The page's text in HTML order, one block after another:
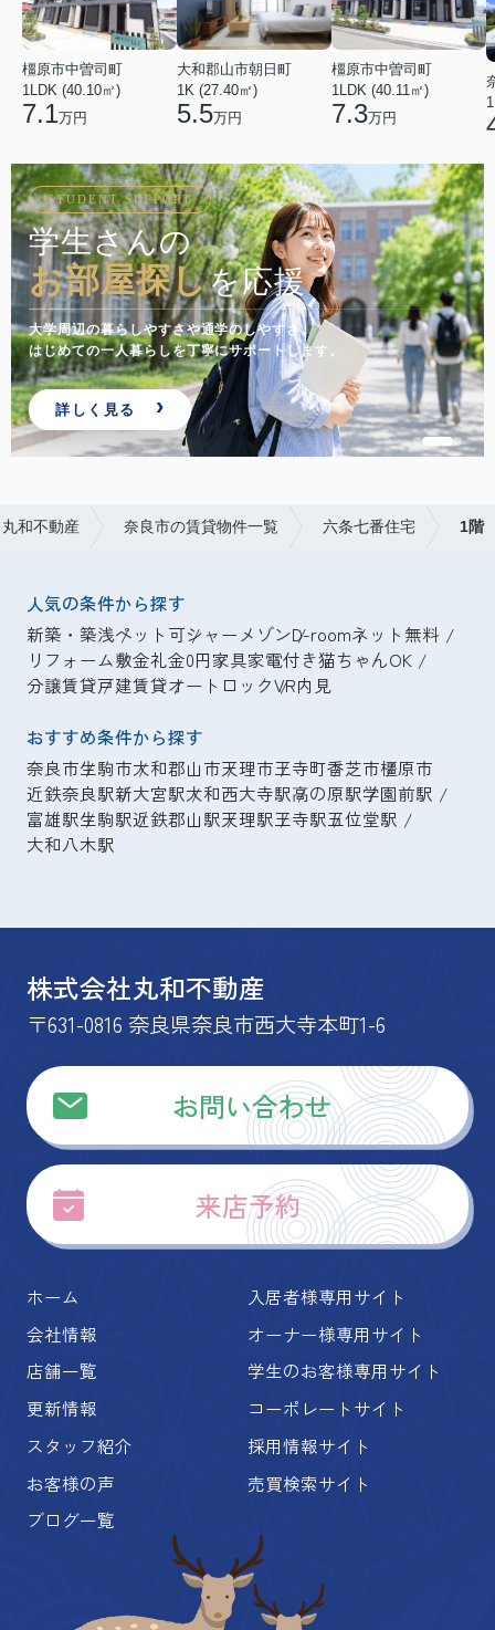
橿原市中曽司町
1LDK (40.10㎡)
7.1万円
大和郡山市朝日町
1K (27.40㎡)
5.5万円
橿原市中曽司町
1LDK (40.11㎡)
7.3万円
STUDENT SUPPORT
学生さんの
お部屋探しを応援
大学周辺の暮らしやすさや通学のしやすさ。
はじめての一人暮らしを丁寧にサポートします。
詳しく見る
和不動産 奈良市の賃貸物件一覧 六条七番住宅 1階
人気の条件から探す
新築・築浅ペット可シャーメゾンD-roomネット無料
リフォーム敷金礼金0円家具家電付き猫ちゃんOK
分譲賃貸戸建賃貸オートロックVR内見
おすすめ条件から探す
奈良市生駒市大和郡山市天理市王寺町香芝市橿原市
近鉄奈良駅新大宮駅大和西大寺駅高の原駅学園前駅
富雄駅生駒駅近鉄郡山駅天理駅王寺駅五位堂駅
大和八木駅
株式会社丸和不動産
〒631-0816 奈良県奈良市西大寺本町1-6
お問い合わせ
来店予約
ホーム
会社情報
店舗一覧
更新情報
スタッフ紹介
お客様の声
ブログ一覧
入居者様専用サイト
オーナー様専用サイト
学生のお客様専用サイト
コーポレートサイト
採用情報サイト
売買検索サイト